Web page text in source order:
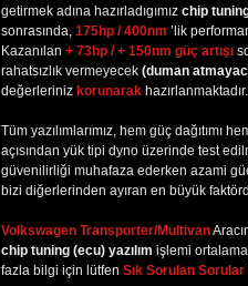
PAYLAŞPAYLAŞ
getirmek adına hazırladıgımız chip
sonrasında, 175hp / 400nm ’lik
Kazanılan + 73hp / + 150nm güç artışı
rahatsızlık vermeyecek (duman
değerleriniz korunarak hazırlanmaktadır.
Tüm yazılımlarımız, hem güç dağıtımı
açısından yük tipi dyno üzerinde test
güvenilirliği muhafaza ederken azami
bizi diğerlerinden ayıran en büyük
Volkswagen Transporter/Multivan
chip tuning (ecu) yazılım işlemi
fazla bilgi için lütfen Sık Sorulan Sorular